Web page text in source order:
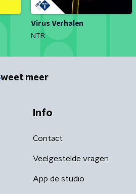
Virus Verhalen
NTR
weet meer
Info
Contact
Veelgestelde vragen
App de studio